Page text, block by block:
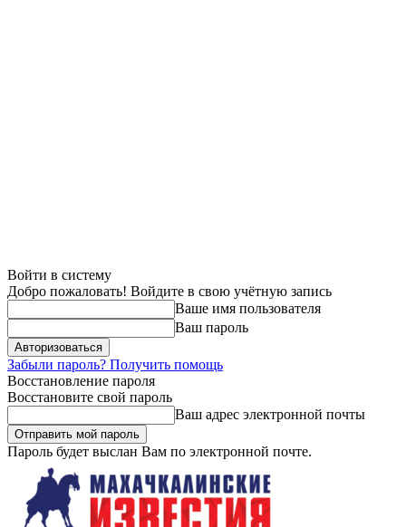
Войти в систему
Добро пожаловать! Войдите в свою учётную запись
Ваше имя пользователя
Ваш пароль
Забыли пароль? Получить помощь
Восстановление пароля
Восстановите свой пароль
Ваш адрес электронной почты
Пароль будет выслан Вам по электронной почте.